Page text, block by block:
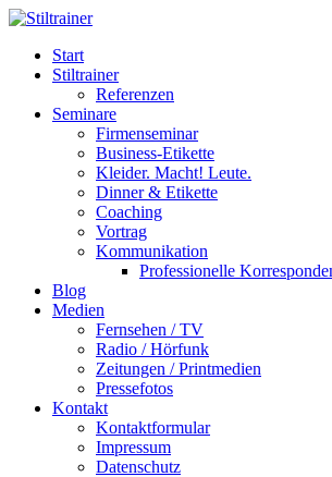
Start
Stiltrainer
Referenzen
Seminare
Firmenseminar
Business-Etikette
Kleider. Macht! Leute.
Dinner & Etikette
Coaching
Vortrag
Kommunikation
Professionelle
Blog
Medien
Fernsehen / TV
Radio / Hörfunk
Zeitungen / Printmedien
Pressefotos
Kontakt
Kontaktformular
Impressum
Datenschutz